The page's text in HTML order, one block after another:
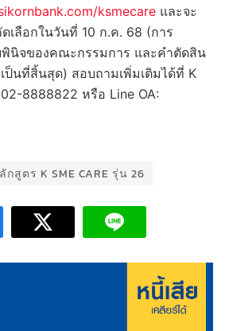
ksmecare และจะ
เลือกในวันที่ 10 ก.ค. 68 (การ
นิจของคณะกรรมการ และคำตัดสิน
นที่สิ้นสุด) สอบถามเพิ่มเติมได้ที่ K
8888822 หรือ Line OA:
สูตร K SME CARE รุ่น 26